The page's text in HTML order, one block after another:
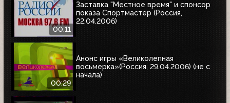
00:11
Заставка "Местное время" и спонсор
показа Спортмастер (Россия,
22.04.2006)
00:29
Анонс игры «Великолепная
восьмерка»(Россия, 29.04.2006) (не с
начала)